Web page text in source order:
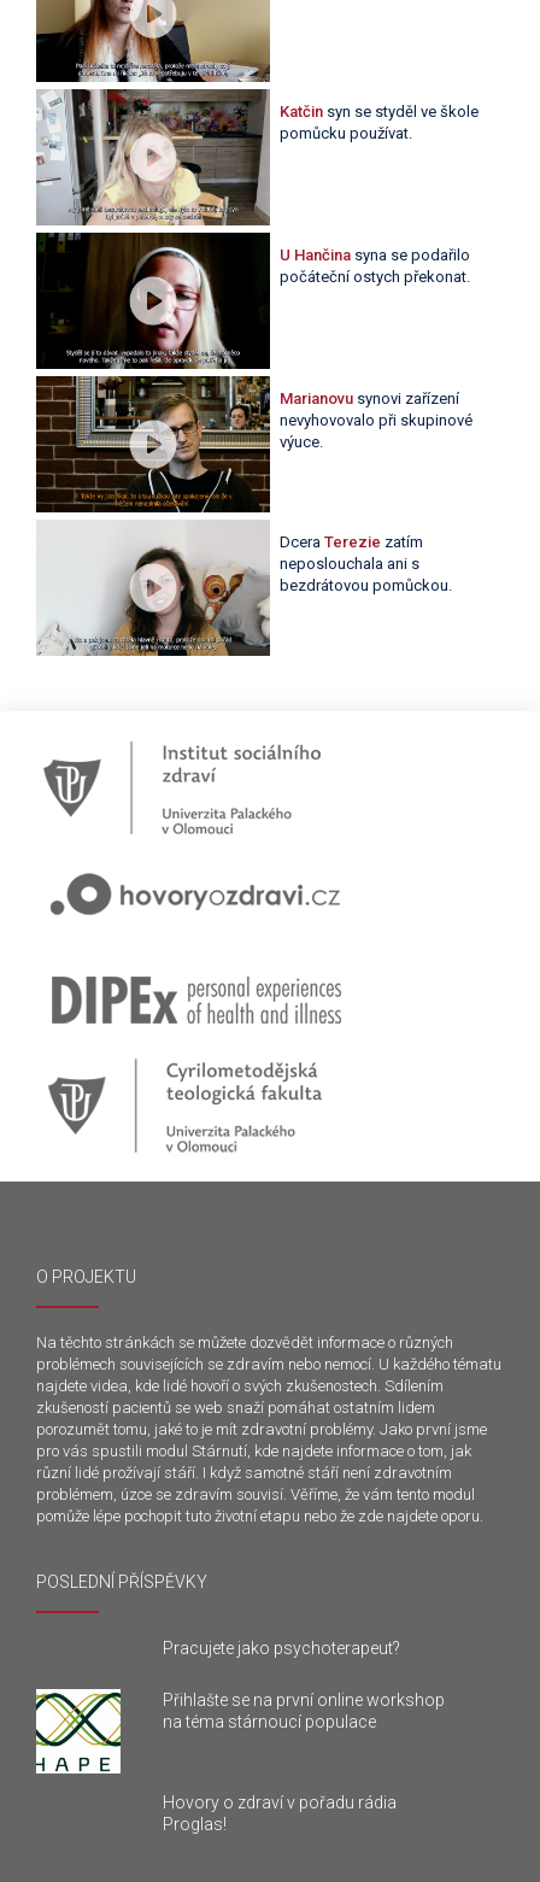
Katčinsyn se styděl ve škole
pomůcku používat.
U Hančinasyna se podařilo
počáteční ostych překonat.
Marianovusynovi zařízení
nevyhovovalo při skupinové
výuce.
Dcera Terezie zatím
neposlouchala ani s
bezdrátovou pomůckou.
O PROJEKTU
Na těchto stránkách se můžete dozvědět informace o různých
problémech souvisejících se zdravím nebo nemocí. U každého tématu
najdete videa, kde lidé hovoří o svých zkušenostech. Sdílením
zkušeností pacientů se web snaží pomáhat ostatním lidem
porozumět tomu, jaké to je mít zdravotní problémy. Jako první jsme
pro vás spustili modul Stárnutí, kde najdete informace o tom, jak
různí lidé prožívají stáří. I když samotné stáří není zdravotním
problémem, úzce se zdravím souvisí. Věříme, že vám tento modul
pomůže lépe pochopit tuto životní etapu nebo že zde najdete oporu.
POSLEDNÍ PŘÍSPĚVKY
Pracujete jako psychoterapeut?
Přihlašte se na první online workshop
na téma stárnoucí populace
Hovory o zdraví v pořadu rádia
Proglas!